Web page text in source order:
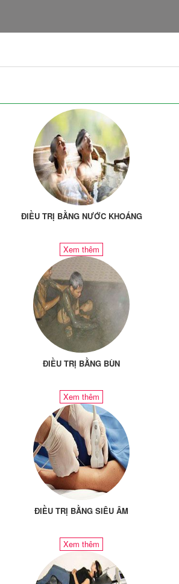
ĐIỀU TRỊ BẰNG NƯỚC KHOÁNG
Xem thêm
ĐIỀU TRỊ BẰNG BÙN
Xem thêm
ĐIỀU TRỊ BẰNG SIÊU ÂM
Xem thêm